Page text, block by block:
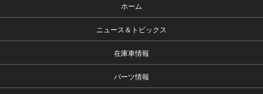
ホーム
ニュース＆トピックス
在庫車情報
パーツ情報